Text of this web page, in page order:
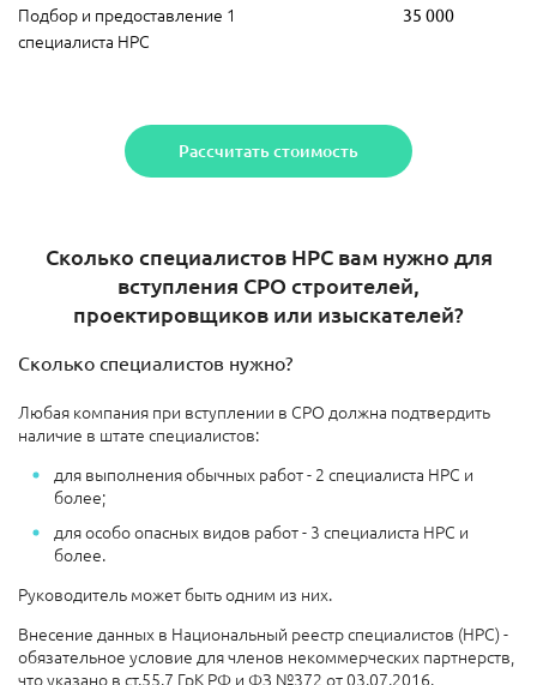
Подбор и предоставление 1
специалиста НРС
35 000
Рассчитать стоимость
Сколько специалистов НРС вам нужно для
вступления СРО строителей,
проектировщиков или изыскателей?
Сколько специалистов нужно?
Любая компания при вступлении в СРО должна подтвердить
наличие в штате специалистов:
для выполнения обычных работ - 2 специалиста НРС и
более;
для особо опасных видов работ - 3 специалиста НРС и
более.
Руководитель может быть одним из них.
Внесение данных в Национальный реестр специалистов (НРС) -
обязательное условие для членов некоммерческих партнерств,
что указано в ст.55.7 ГрК РФ и ФЗ №372 от 03.07.2016.